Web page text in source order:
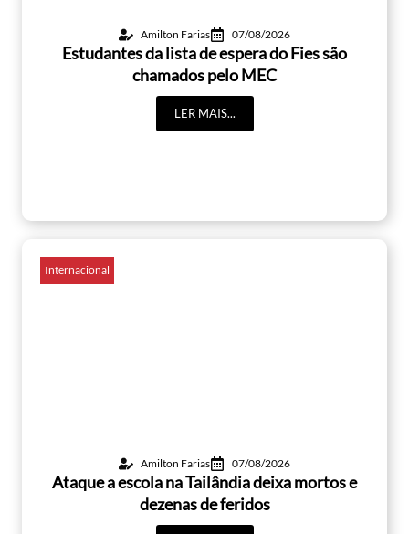
Amilton Farias 07/08/2026
Estudantes da lista de espera do Fies são
chamados pelo MEC
LER MAIS...
Internacional
Amilton Farias 07/08/2026
Ataque a escola na Tailândia deixa mortos e
dezenas de feridos